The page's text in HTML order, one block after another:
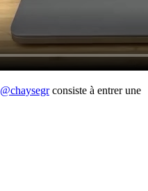
@chaysegrconsiste à entrer une